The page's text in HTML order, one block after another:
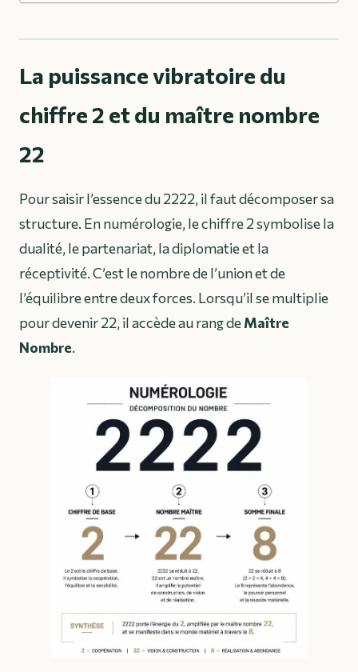
La puissance vibratoire du
chiffre 2 et du maître nombre
22
Pour saisir l’essence du 2222, il faut décomposer sa
structure. En numérologie, le chiffre 2 symbolise la
dualité, le partenariat, la diplomatie et la
réceptivité. C’est le nombre de l’union et de
l’équilibre entre deux forces. Lorsqu’il se multiplie
pour devenir 22, il accède au rang deMaître
Nombre.